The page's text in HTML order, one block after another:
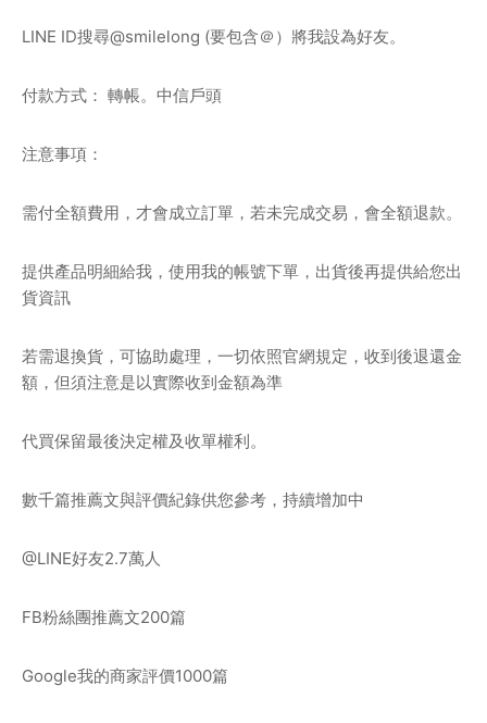
LINE ID搜尋@smilelong (要包含＠）將我設為好友。
付款方式： 轉帳。中信戶頭
注意事項：
需付全額費用，才會成立訂單，若未完成交易，會全額退款。
提供產品明細給我，使用我的帳號下單，出貨後再提供給您出
貨資訊
若需退換貨，可協助處理，一切依照官網規定，收到後退還金
額，但須注意是以實際收到金額為準
代買保留最後決定權及收單權利。
數千篇推薦文與評價紀錄供您參考，持續增加中
@LINE好友2.7萬人
FB粉絲團推薦文200篇
Google我的商家評價1000篇